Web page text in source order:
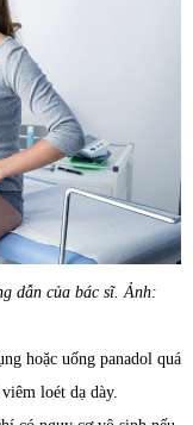
dẫn của bác sĩ. Ảnh:
hoặc uống panadol quá
loét dạ dày.